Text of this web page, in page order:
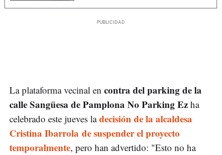
La plataforma vecinal en contra del parking de la
calle Sangüesa de Pamplona No Parking Ez ha
celebrado este jueves ladecisión de la alcaldesa
Cristina Ibarrola de suspender el proyecto
temporalmente, pero han advertido: "Esto no ha